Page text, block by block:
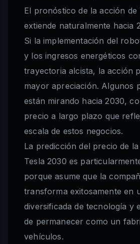
El pronóstico de la acción de
extiende naturalmente hacia
Si la implementación del
y los ingresos energéticos
trayectoria alcista, la acción
mayor apreciación. Algunos
están mirando hacia 2030,
precio a largo plazo que
escala de estos negocios.
La predicción del precio de
Tesla 2030 es
porque asume que la
transforma exitosamente en
diversificada de tecnología y
de permanecer como un
vehículos.